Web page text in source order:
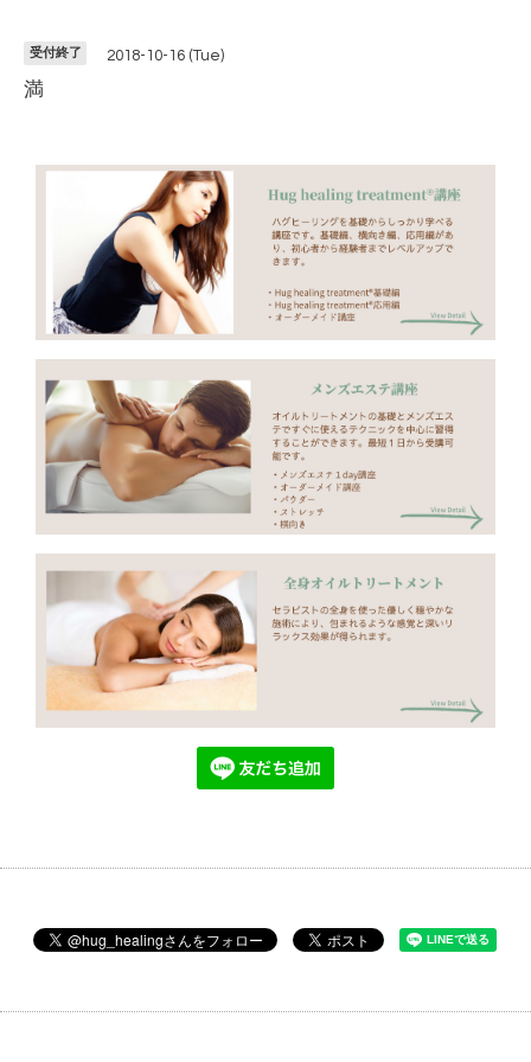
受付終了 2018-10-16 (Tue)
満